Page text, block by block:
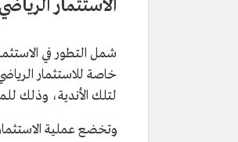
الاستثمار
لتلك الأندية، وذلك للمرة
وتخضع عملية